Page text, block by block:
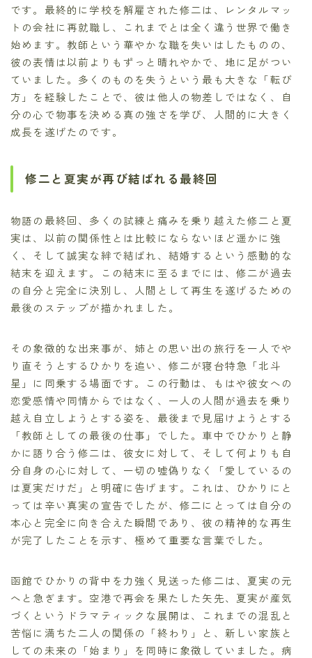
です。最終的に学校を解雇された修二は、レンタルマッ
トの会社に再就職し、これまでとは全く違う世界で働き
始めます。教師という華やかな職を失いはしたものの、
彼の表情は以前よりもずっと晴れやかで、地に足がつい
ていました。多くのものを失うという最も大きな「転び
方」を経験したことで、彼は他人の物差しではなく、自
分の心で物事を決める真の強さを学び、人間的に大きく
成長を遂げたのです。
修二と夏実が再び結ばれる最終回
物語の最終回、多くの試練と痛みを乗り越えた修二と夏
実は、以前の関係性とは比較にならないほど遥かに強
く、そして誠実な絆で結ばれ、結婚するという感動的な
結末を迎えます。この結末に至るまでには、修二が過去
の自分と完全に決別し、人間として再生を遂げるための
最後のステップが描かれました。
その象徴的な出来事が、姉との思い出の旅行を一人でや
り直そうとするひかりを追い、修二が寝台特急「北斗
星」に同乗する場面です。この行動は、もはや彼女への
恋愛感情や同情からではなく、一人の人間が過去を乗り
越え自立しようとする姿を、最後まで見届けようとする
「教師としての最後の仕事」でした。車中でひかりと静
かに語り合う修二は、彼女に対して、そして何よりも自
分自身の心に対して、一切の嘘偽りなく「愛しているの
は夏実だけだ」と明確に告げます。これは、ひかりにと
っては辛い真実の宣告でしたが、修二にとっては自分の
本心と完全に向き合えた瞬間であり、彼の精神的な再生
が完了したことを示す、極めて重要な言葉でした。
函館でひかりの背中を力強く見送った修二は、夏実の元
へと急ぎます。空港で再会を果たした矢先、夏実が産気
づくというドラマティックな展開は、これまでの混乱と
苦悩に満ちた二人の関係の「終わり」と、新しい家族と
しての未来の「始まり」を同時に象徴していました。病